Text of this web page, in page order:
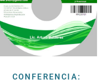
CONFERENCIA: